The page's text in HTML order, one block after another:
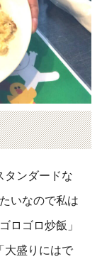
タンダードな
いなので私は
ロゴロ炒飯」
大盛りにはで